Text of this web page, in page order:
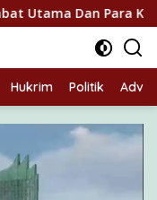
Para Kapolres Jajaran
Hukrim Politik